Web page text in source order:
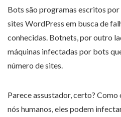
Bots são programas escritos por
sites WordPress em busca de
conhecidas. Botnets, por outro
máquinas infectadas por bots
número de sites.
Parece assustador, certo?
nós humanos, eles podem